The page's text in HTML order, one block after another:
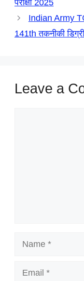
परीक्षा 2025
Indian Army
141th तकनीकी
Leave a